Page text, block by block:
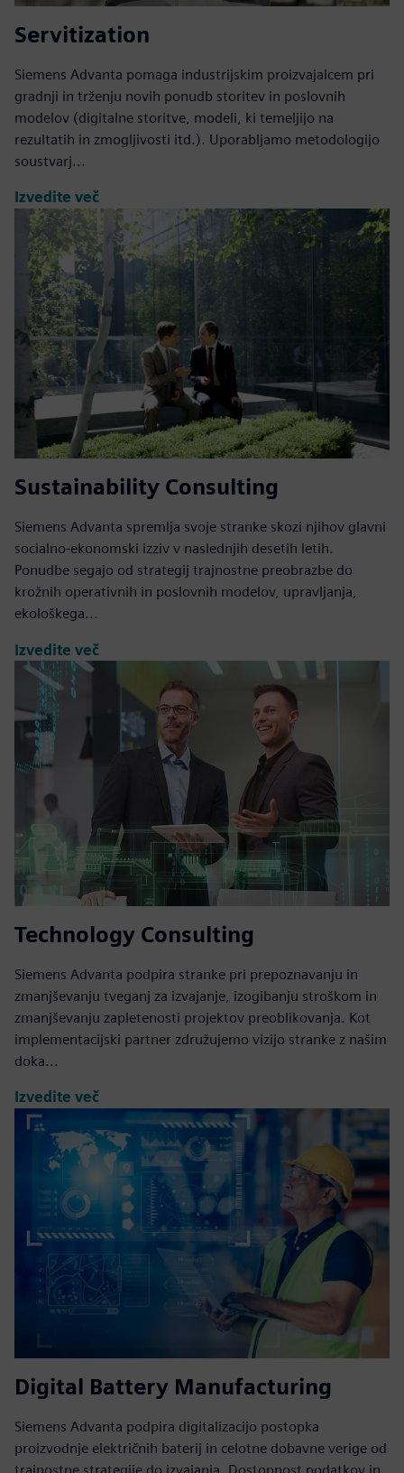
Servitization
Siemens Advanta pomaga industrijskim proizvajalcem pri
gradnji in trženju novih ponudb storitev in poslovnih
modelov (digitalne storitve, modeli, ki temeljijo na
rezultatih in zmogljivosti itd.). Uporabljamo metodologijo
soustvarj...
Izvedite več
Sustainability Consulting
Siemens Advanta spremlja svoje stranke skozi njihov glavni
socialno-ekonomski izziv v naslednjih desetih letih.
Ponudbe segajo od strategij trajnostne preobrazbe do
krožnih operativnih in poslovnih modelov, upravljanja,
ekološkega...
Izvedite več
Technology Consulting
Siemens Advanta podpira stranke pri prepoznavanju in
zmanjševanju tveganj za izvajanje, izogibanju stroškom in
zmanjševanju zapletenosti projektov preoblikovanja. Kot
implementacijski partner združujemo vizijo stranke z našim
doka...
Izvedite več
Digital Battery Manufacturing
Siemens Advanta podpira digitalizacijo postopka
proizvodnje električnih baterij in celotne dobavne verige od